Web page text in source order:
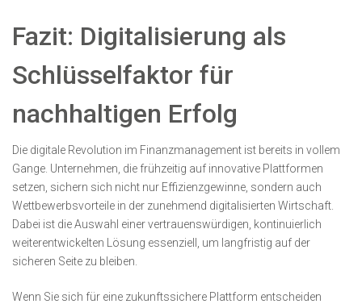
Fazit: Digitalisierung als
Schlüsselfaktor für
nachhaltigen Erfolg
Die digitale Revolution im Finanzmanagement ist bereits in vollem
Gange. Unternehmen, die frühzeitig auf innovative Plattformen
setzen, sichern sich nicht nur Effizienzgewinne, sondern auch
Wettbewerbsvorteile in der zunehmend digitalisierten Wirtschaft.
Dabei ist die Auswahl einer vertrauenswürdigen, kontinuierlich
weiterentwickelten Lösung essenziell, um langfristig auf der
sicheren Seite zu bleiben.
Wenn Sie sich für eine zukunftssichere Plattform entscheiden